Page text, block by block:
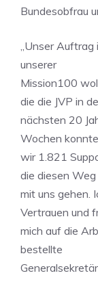
Bundesobfrau
„Unser
unserer
Mission100
die die JVP in
nächsten 20
Wochen
wir 1.821
die diesen Weg
mit uns gehen.
Vertrauen und
mich auf die
bestellte